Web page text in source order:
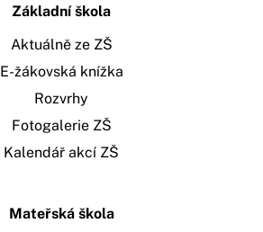
Základní škola
Aktuálně ze ZŠ
E-žákovská knížka
Rozvrhy
Fotogalerie ZŠ
Kalendář akcí ZŠ
Mateřská škola